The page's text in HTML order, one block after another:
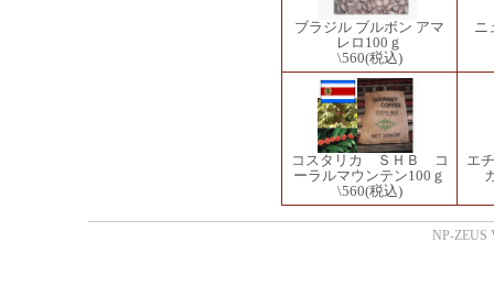
ブラジル ブルボン アマ
レロ100ｇ
\560(税込)
ニ
コスタリカ ＳＨＢ コ
ーラルマウンテン100ｇ
\560(税込)
エ
NP-ZEUS